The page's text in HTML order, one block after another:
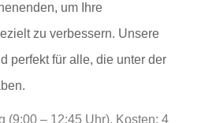
um Ihre
zu verbessern. Unsere
perfekt für alle, die unter der
(9:00 – 12:45 Uhr), Kosten: 4